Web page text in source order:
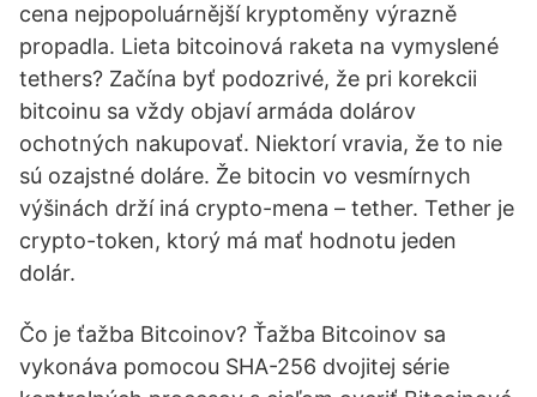
cena nejpopoluárnější kryptoměny výrazně
propadla. Lieta bitcoinová raketa na vymyslené
tethers? Začína byť podozrivé, že pri korekcii
bitcoinu sa vždy objaví armáda dolárov
ochotných nakupovať. Niektorí vravia, že to nie
sú ozajstné doláre. Že bitocin vo vesmírnych
výšinách drží iná crypto-mena – tether. Tether je
crypto-token, ktorý má mať hodnotu jeden
dolár.
Čo je ťažba Bitcoinov? Ťažba Bitcoinov sa
vykonáva pomocou SHA-256 dvojitej série